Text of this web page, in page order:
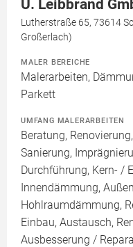
U. Leibbrand
Lutherstraße 65, 73614
Großerlach)
MALER BEREICHE
Malerarbeiten,
Parkett
UMFANG MALERARBEITEN
Beratung,
Sanierung,
Durchführung, Kern- /
Innendämmung,
Hohlraumdämmung,
Einbau, Austausch,
Ausbesserung /